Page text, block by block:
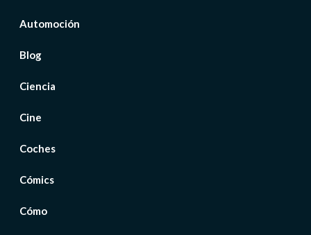
Automoción
Blog
Ciencia
Cine
Coches
Cómics
Cómo